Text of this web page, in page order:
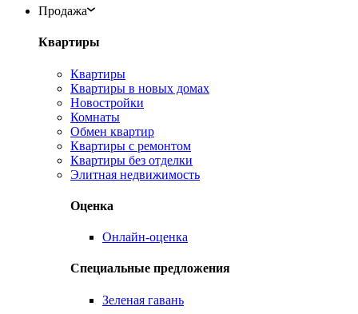
Продажа
Квартиры
Квартиры
Квартиры в новых домах
Новостройки
Комнаты
Обмен квартир
Квартиры с ремонтом
Квартиры без отделки
Элитная недвижимость
Оценка
Онлайн-оценка
Специальные предложения
Зеленая гавань